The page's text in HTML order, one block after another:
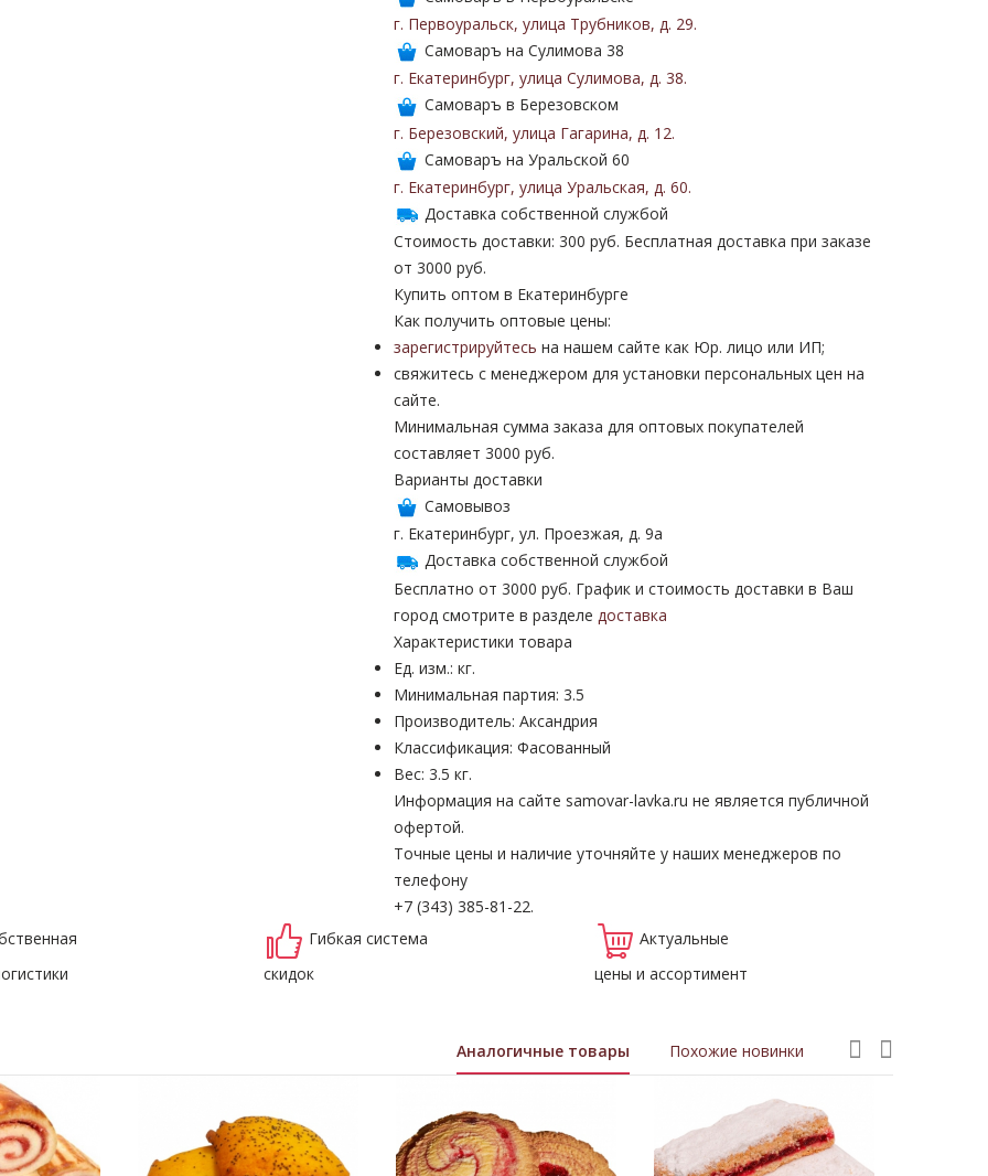
г. Первоуральск, улица Трубников, д. 29.
Самоваръ на Сулимова 38
г. Екатеринбург, улица Сулимова, д. 38.
Самоваръ в Березовском
г. Березовский, улица Гагарина, д. 12.
Самоваръ на Уральской 60
г. Екатеринбург, улица Уральская, д. 60.
Доставка собственной службой
Стоимость доставки: 300 руб. Бесплатная доставка при заказе
от 3000 руб.
Купить оптом в Екатеринбурге
Как получить оптовые цены:
зарегистрируйтесь на нашем сайте как Юр. лицо или ИП;
свяжитесь с менеджером для установки персональных цен на
сайте.
Минимальная сумма заказа для оптовых покупателей
составляет 3000 руб.
Варианты доставки
Самовывоз
г. Екатеринбург, ул. Проезжая, д. 9а
Доставка собственной службой
Бесплатно от 3000 руб. График и стоимость доставки в Ваш
город смотрите в разделе доставка
Характеристики товара
Ед. изм.: кг.
Минимальная партия: 3.5
Производитель: Аксандрия
Классификация: Фасованный
Вес: 3.5 кг.
Информация на сайте samovar-lavka.ru не является публичной
офертой.
Точные цены и наличие уточняйте у наших менеджеров по
телефону
+7 (343) 385-81-22.
Гибкая система
скидок
Актуальные
цены и ассортимент
Аналогичные товары Похожие новинки